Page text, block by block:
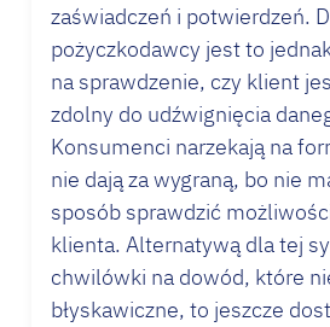
zaświadczeń i potwierdzeń.
pożyczkodawcy jest to
na sprawdzenie, czy klient
zdolny do udźwignięcia
Konsumenci narzekają na
nie dają za wygraną, bo nie
sposób sprawdzić
klienta. Alternatywą dla tej
chwilówki na dowód, które
błyskawiczne, to jeszcze